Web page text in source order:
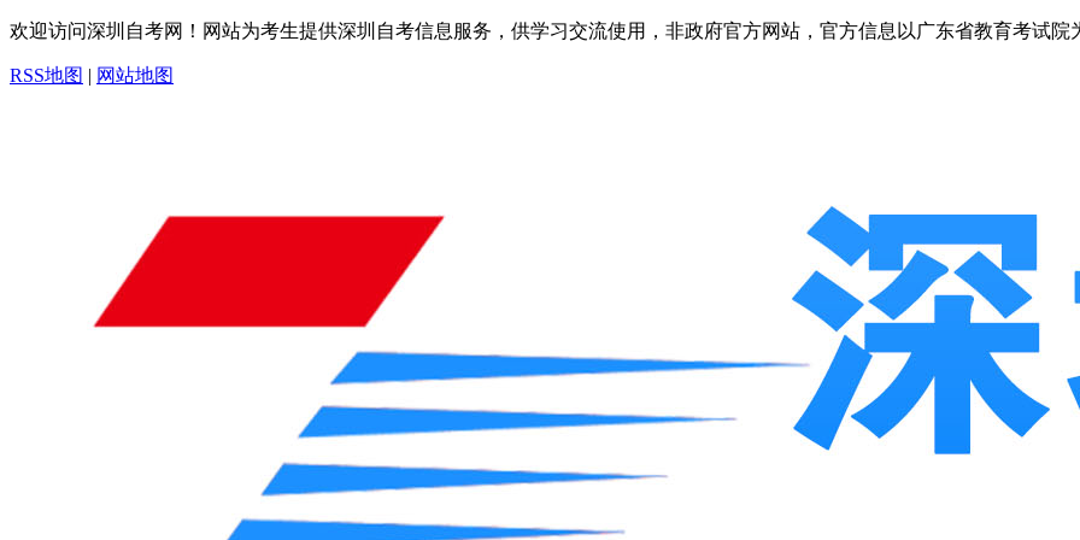
欢迎访问深圳自考网！网站为考生提供深圳自考信息服务，供学习交流使用，非政府官方网站，官方信息以广东省教育考试院
RSS地图 | 网站地图